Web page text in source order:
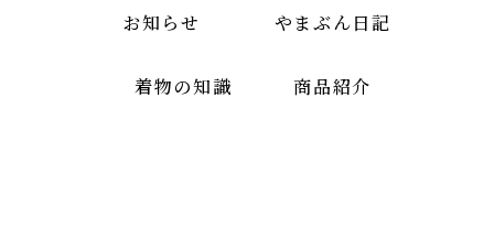
お知らせ やまぶん日記
着物の知識 商品紹介